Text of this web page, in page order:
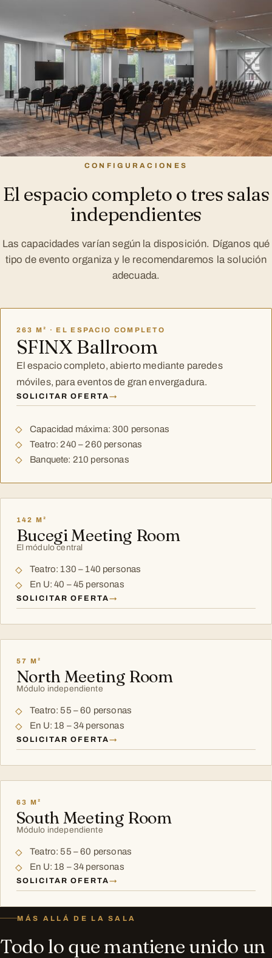
CONFIGURACIONES
El espacio completo o tres salas
independientes
Las capacidades varían según la disposición. Díganos qué
tipo de evento organiza y le recomendaremos la solución
adecuada.
263 M² · EL ESPACIO COMPLETO
SFINX Ballroom
El espacio completo, abierto mediante paredes
móviles, para eventos de gran envergadura.
SOLICITAR OFERTA→
Capacidad máxima: 300 personas
Teatro: 240 – 260 personas
Banquete: 210 personas
142 M²
Bucegi Meeting Room
El módulo central
Teatro: 130 – 140 personas
En U: 40 – 45 personas
SOLICITAR OFERTA→
57 M²
North Meeting Room
Módulo independiente
Teatro: 55 – 60 personas
En U: 18 – 34 personas
SOLICITAR OFERTA→
63 M²
South Meeting Room
Módulo independiente
Teatro: 55 – 60 personas
En U: 18 – 34 personas
SOLICITAR OFERTA→
MÁS ALLÁ DE LA SALA
Todo lo que mantiene unido un